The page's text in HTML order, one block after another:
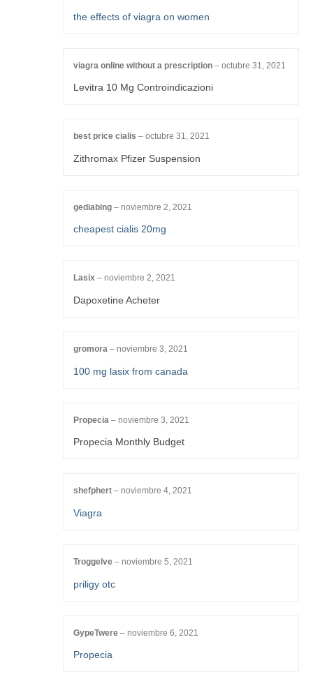
the effects of viagra on women
viagra online without a prescription – octubre 31, 2021
Levitra 10 Mg Controindicazioni
best price cialis – octubre 31, 2021
Zithromax Pfizer Suspension
gediabing – noviembre 2, 2021
cheapest cialis 20mg
Lasix – noviembre 2, 2021
Dapoxetine Acheter
gromora – noviembre 3, 2021
100 mg lasix from canada
Propecia – noviembre 3, 2021
Propecia Monthly Budget
shefphert – noviembre 4, 2021
Viagra
Troggelve – noviembre 5, 2021
priligy otc
GypeTwere – noviembre 6, 2021
Propecia